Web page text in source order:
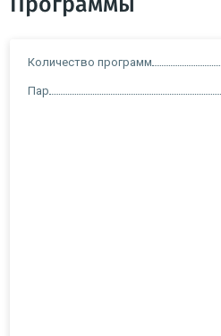
Программы
Количество программ
Пар